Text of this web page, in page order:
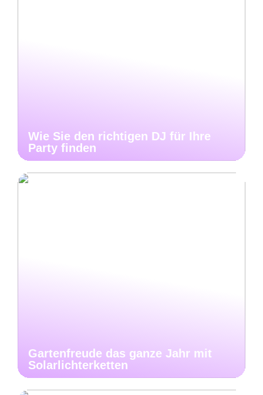
Wie Sie den richtigen DJ für Ihre
Party finden
Gartenfreude das ganze Jahr mit
Solarlichterketten